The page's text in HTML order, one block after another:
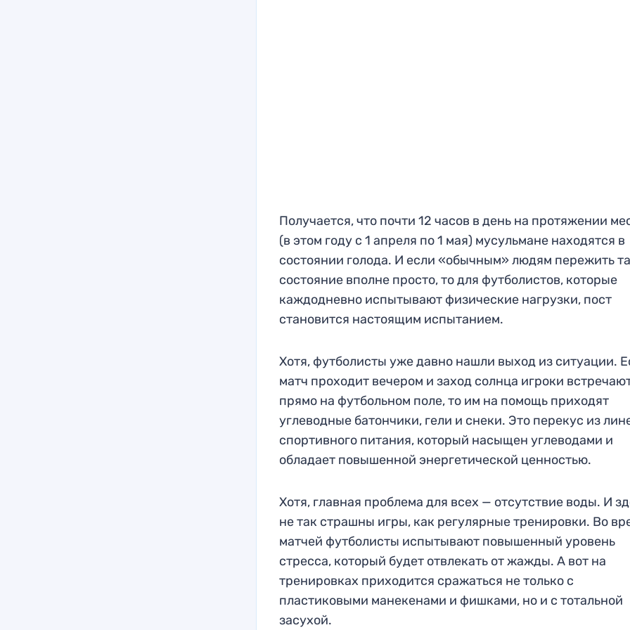
Получается, что почти 12 часов в день на протяжении
(в этом году с 1 апреля по 1 мая) мусульмане находятся в
состоянии голода. И если «обычным» людям пережить
состояние вполне просто, то для футболистов, которые
каждодневно испытывают физические нагрузки, пост
становится настоящим испытанием.
Хотя, футболисты уже давно нашли выход из ситуации.
матч проходит вечером и заход солнца игроки
прямо на футбольном поле, то им на помощь приходят
углеводные батончики, гели и снеки. Это перекус из
спортивного питания, который насыщен углеводами и
обладает повышенной энергетической ценностью.
Хотя, главная проблема для всех — отсутствие воды. И
не так страшны игры, как регулярные тренировки. Во
матчей футболисты испытывают повышенный уровень
стресса, который будет отвлекать от жажды. А вот на
тренировках приходится сражаться не только с
пластиковыми манекенами и фишками, но и с тотальной
засухой.